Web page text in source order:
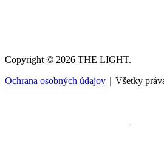
Copyright © 2026 THE LIGHT.
Ochrana osobných údajov ｜Všetky